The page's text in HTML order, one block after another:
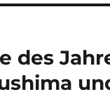
des